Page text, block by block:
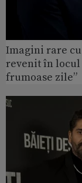
Imagini rare
revenit în locul
frumoase zile”